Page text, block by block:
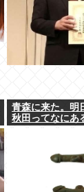
青森に来た。明
秋田ってなにあ